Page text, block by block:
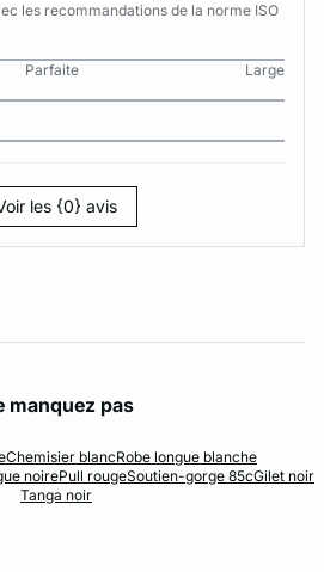
les recommandations de la norme ISO
Parfaite
Large
les {0} avis
manquez pas
Chemisier blancRobe longue blanche
noirePull rougeSoutien-gorge 85cGilet noir
Tanga noir